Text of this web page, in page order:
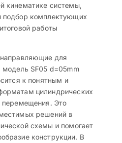
кинематике системы,
подбор комплектующих
работы
для
модель SF05 d=05mm
к понятным и
цилиндрических
перемещения. Это
решений в
схемы и помогает
конструкции. В